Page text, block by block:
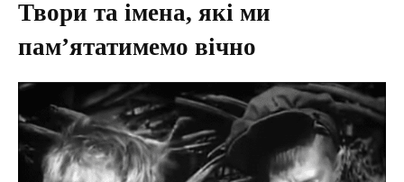
Твори та імена, які ми
пам’ятатимемо вічно